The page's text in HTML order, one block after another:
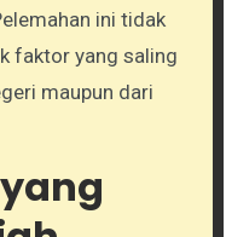
ini tidak
faktor yang saling
maupun dari